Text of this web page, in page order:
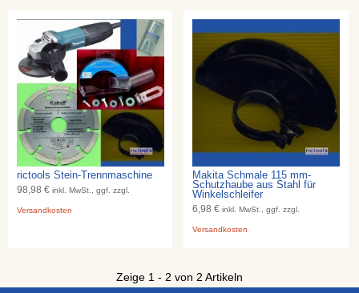
rictools Stein-Trennmaschine
98,98 € inkl. MwSt., ggf. zzgl.
Versandkosten
Makita Schmale 115 mm-
Schutzhaube aus Stahl für
Winkelschleifer
6,98 €inkl. MwSt., ggf. zzgl.
Versandkosten
Zeige 1 - 2 von 2 Artikeln